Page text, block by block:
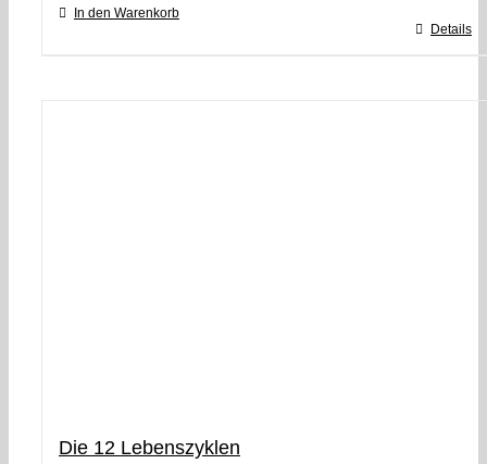
In den Warenkorb
Details
Die 12 Lebenszyklen